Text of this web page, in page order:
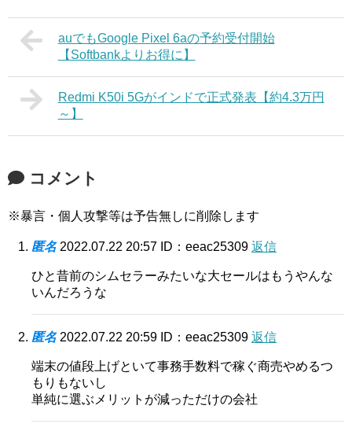
auでもGoogle Pixel 6aの予約受付開始
【Softbankよりお得に】
Redmi K50i 5Gがインドで正式発表【約4.3万円
～】
コメント
※暴言・個人攻撃等は予告無しに削除します
匿名 2022.07.22 20:57 ID：eeac25309 返信
ひと昔前のシムセラーみたいな大セールはもうやんな
いんだろうな
匿名 2022.07.22 20:59 ID：eeac25309 返信
端末の値段上げといて事務手数料で稼ぐ商売やめるつ
もりもないし
単純に選ぶメリットが減っただけの会社